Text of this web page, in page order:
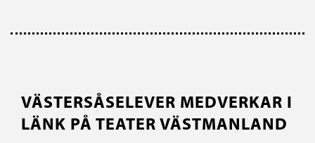
VÄSTERSÅSELEVER MEDVERKAR I
LÄNK PÅ TEATER VÄSTMANLAND